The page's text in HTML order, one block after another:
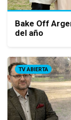
Bake Off
del año
TV ABIERTA